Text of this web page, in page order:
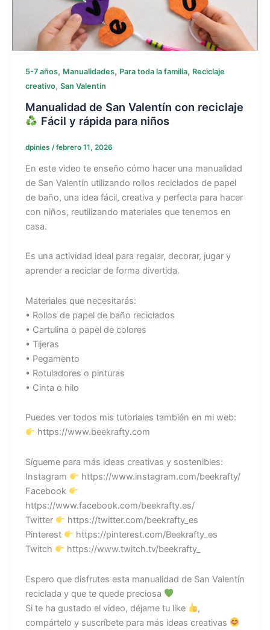
5-7 años, Manualidades, Para toda la familia, Reciclaje
creativo, San Valentín
Manualidad de San Valentín con reciclaje
Fácil y rápida para niños
dpinies /febrero 11, 2026
En este video te enseño cómo hacer una manualidad
de San Valentín utilizando rollos reciclados de papel
de baño, una idea fácil, creativa y perfecta para hacer
con niños, reutilizando materiales que tenemos en
casa.
Es una actividad ideal para regalar, decorar, jugar y
aprender a reciclar de forma divertida.
Materiales que necesitarás:
• Rollos de papel de baño reciclados
• Cartulina o papel de colores
• Tijeras
• Pegamento
• Rotuladores o pinturas
• Cinta o hilo
Puedes ver todos mis tutoriales también en mi web:
https://www.beekrafty.com
Sígueme para más ideas creativas y sostenibles:
Instagram
https://www.instagram.com/beekrafty/
Facebook
https://www.facebook.com/beekrafty.es/
Twitter
https://twitter.com/beekrafty_es
Pinterest
https://pinterest.com/Beekrafty_es
Twitch
https://www.twitch.tv/beekrafty_
Espero que disfrutes esta manualidad de San Valentín
reciclada y que te quede preciosa
Si te ha gustado el video, déjame tu like
,
compártelo y suscríbete para más ideas creativas